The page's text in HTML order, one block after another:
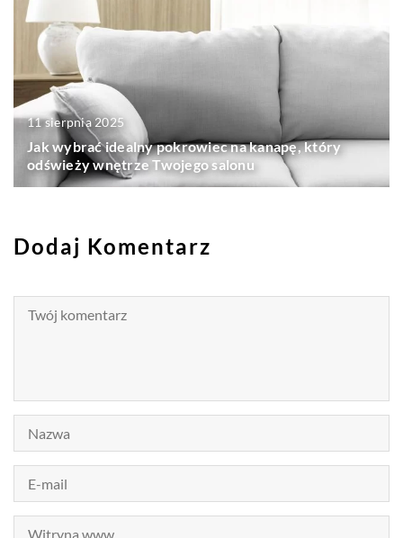
11 sierpnia 2025
Jak wybrać idealny pokrowiec na kanapę, który
odświeży wnętrze Twojego salonu
Dodaj Komentarz